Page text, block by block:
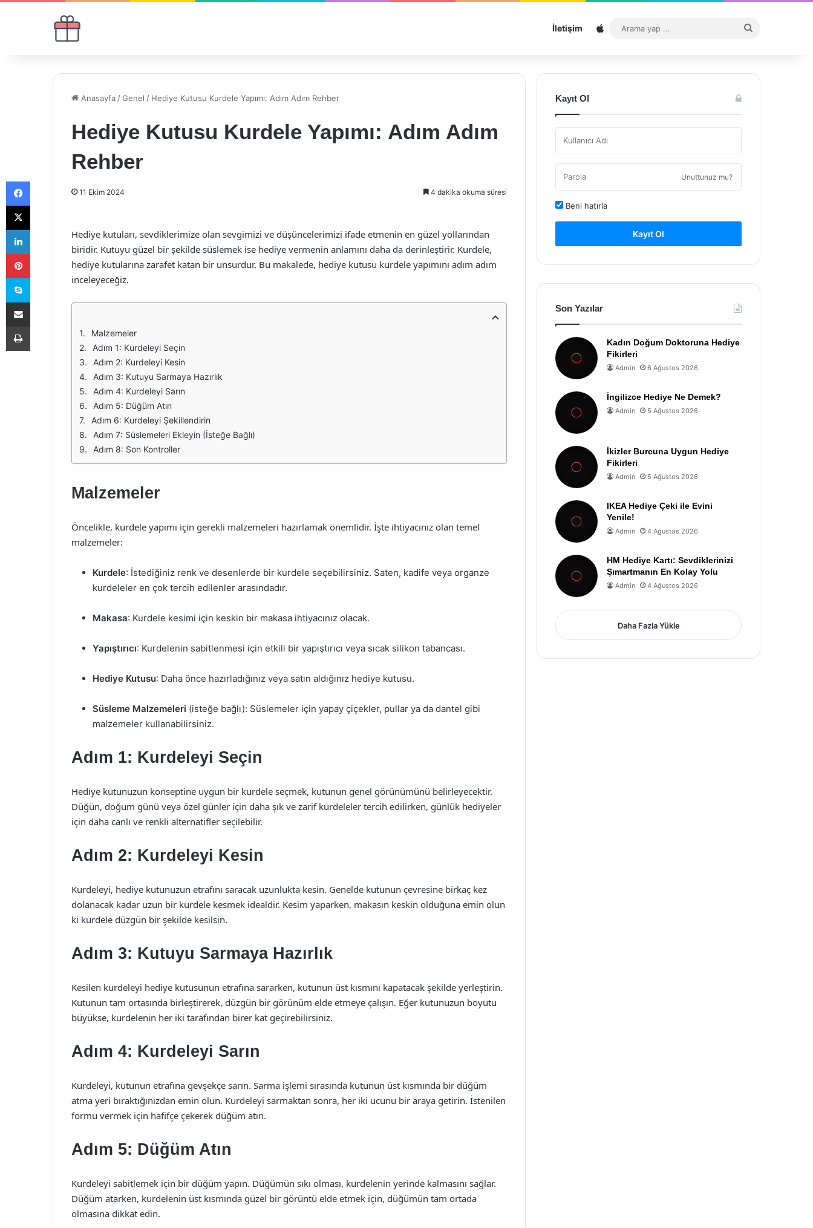
İletişim Sitemap
...
Anasayfa /Genel / Hediye Kutusu Kurdele Yapımı: Adım Adım Rehber
Hediye Kutusu Kurdele Yapımı: Adım Adım
Rehber
11 Ekim 2024 4 dakika okuma süresi
Hediye kutuları, sevdiklerimize olan sevgimizi ve düşüncelerimizi ifade etmenin en güzel yollarından
biridir. Kutuyu güzel bir şekilde süslemek ise hediye vermenin anlamını daha da derinleştirir. Kurdele,
hediye kutularına zarafet katan bir unsurdur. Bu makalede, hediye kutusu kurdele yapımını adım adım
inceleyeceğiz.
Malzemeler
Adım 1: Kurdeleyi Seçin
Adım 2: Kurdeleyi Kesin
Adım 3: Kutuyu Sarmaya Hazırlık
Adım 4: Kurdeleyi Sarın
Adım 5: Düğüm Atın
Adım 6: Kurdeleyi Şekillendirin
Adım 7: Süslemeleri Ekleyin (İsteğe Bağlı)
Adım 8: Son Kontroller
Malzemeler
Öncelikle, kurdele yapımı için gerekli malzemeleri hazırlamak önemlidir. İşte ihtiyacınız olan temel
malzemeler:
Kurdele: İstediğiniz renk ve desenlerde bir kurdele seçebilirsiniz. Saten, kadife veya organze
kurdeleler en çok tercih edilenler arasındadır.
Makasa: Kurdele kesimi için keskin bir makasa ihtiyacınız olacak.
Yapıştırıcı: Kurdelenin sabitlenmesi için etkili bir yapıştırıcı veya sıcak silikon tabancası.
Hediye Kutusu: Daha önce hazırladığınız veya satın aldığınız hediye kutusu.
Süsleme Malzemeleri (isteğe bağlı): Süslemeler için yapay çiçekler, pullar ya da dantel gibi
malzemeler kullanabilirsiniz.
Adım 1: Kurdeleyi Seçin
Hediye kutunuzun konseptine uygun bir kurdele seçmek, kutunun genel görünümünü belirleyecektir.
Düğün, doğum günü veya özel günler için daha şık ve zarif kurdeleler tercih edilirken, günlük hediyeler
için daha canlı ve renkli alternatifler seçilebilir.
Adım 2: Kurdeleyi Kesin
Kurdeleyi, hediye kutunuzun etrafını saracak uzunlukta kesin. Genelde kutunun çevresine birkaç kez
dolanacak kadar uzun bir kurdele kesmek idealdir. Kesim yaparken, makasın keskin olduğuna emin olun
ki kurdele düzgün bir şekilde kesilsin.
Adım 3: Kutuyu Sarmaya Hazırlık
Kesilen kurdeleyi hediye kutusunun etrafına sararken, kutunun üst kısmını kapatacak şekilde yerleştirin.
Kutunun tam ortasında birleştirerek, düzgün bir görünüm elde etmeye çalışın. Eğer kutunuzun boyutu
büyükse, kurdelenin her iki tarafından birer kat geçirebilirsiniz.
Adım 4: Kurdeleyi Sarın
Kurdeleyi, kutunun etrafına gevşekçe sarın. Sarma işlemi sırasında kutunun üst kısmında bir düğüm
atma yeri bıraktığınızdan emin olun. Kurdeleyi sarmaktan sonra, her iki ucunu bir araya getirin. İstenilen
formu vermek için hafifçe çekerek düğüm atın.
Adım 5: Düğüm Atın
Kurdeleyi sabitlemek için bir düğüm yapın. Düğümün sıkı olması, kurdelenin yerinde kalmasını sağlar.
Düğüm atarken, kurdelenin üst kısmında güzel bir görüntü elde etmek için, düğümün tam ortada
olmasına dikkat edin.
Kayıt Ol
Unuttunuz mu?
Beni hatırla
Kayıt Ol
Son Yazılar
Kadın Doğum Doktoruna Hediye
Fikirleri
Admin 6 Ağustos 2026
İngilizce Hediye Ne Demek?
Admin 5 Ağustos 2026
İkizler Burcuna Uygun Hediye
Fikirleri
Admin 5 Ağustos 2026
IKEA Hediye Çeki ile Evini
Yenile!
Admin 4 Ağustos 2026
HM Hediye Kartı: Sevdiklerinizi
Şımartmanın En Kolay Yolu
Admin 4 Ağustos 2026
Daha Fazla Yükle
Facebook
X
LinkedIn
Pinterest
Skype
E-Posta ile paylaş